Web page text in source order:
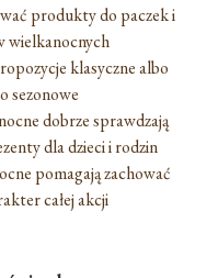
produkty do paczek i
wielkanocnych
klasyczne albo
sezonowe
dobrze sprawdzają
dla dzieci i rodzin
pomagają zachować
całej akcji